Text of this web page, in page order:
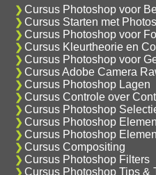
Cursus Photoshop voor
Cursus Starten met
Cursus Photoshop voor
Cursus Kleurtheorie en
Cursus Photoshop voor
Cursus Adobe Camera
Cursus Photoshop Lagen
Cursus Controle over
Cursus Photoshop
Cursus Photoshop
Cursus Photoshop
Cursus Compositing
Cursus Photoshop Filters
Cursus Photoshop Tips &